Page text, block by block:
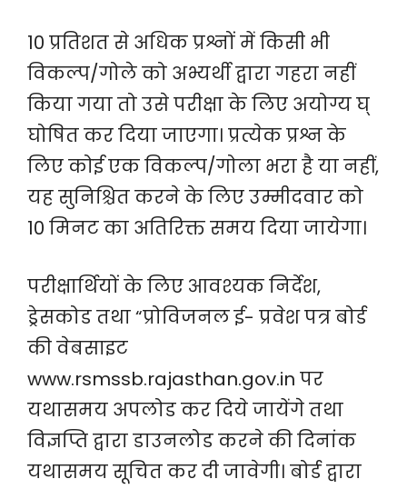
10 प्रतिशत से अधिक प्रश्नों में किसी भी
विकल्प/गोले को अभ्यर्थी द्वारा गहरा नहीं
किया गया तो उसे परीक्षा के लिए अयोग्य घ्
घोषित कर दिया जाएगा। प्रत्येक प्रश्न के
लिए कोई एक विकल्प/गोला भरा है या नहीं,
यह सुनिश्चित करने के लिए उम्मीदवार को
10 मिनट का अतिरिक्त समय दिया जायेगा।
परीक्षार्थियों के लिए आवश्यक निर्देश,
ड्रेसकोड तथा “प्रोविजनल ई- प्रवेश पत्र बोर्ड
की वेबसाइट
www.rsmssb.rajasthan.gov.in पर
यथासमय अपलोड कर दिये जायेंगे तथा
विज्ञप्ति द्वारा डाउनलोड करने की दिनांक
यथासमय सूचित कर दी जावेगी। बोर्ड द्वारा